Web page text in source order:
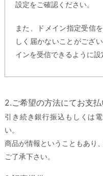
設定をご確認ください。
また、ドメイン指定受信
しく届かないことがござ
インを受信できるように設
2.ご希望の方法にてお支
引き続き銀行振込もしくは
い。
商品が情報ということもあり
ご了承下さい。